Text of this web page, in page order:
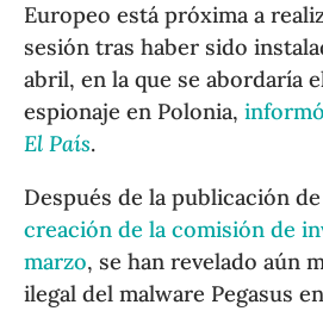
Europeo está próxima a
sesión tras haber sido
abril, en la que se abordaría
espionaje en Polonia,
El País.
Después de la publicación
creación de la comisión de
marzo, se han revelado aún
ilegal del malware Pegasus